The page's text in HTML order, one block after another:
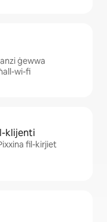
ġewwa
wi-fi
klijenti
fil-kirjiet